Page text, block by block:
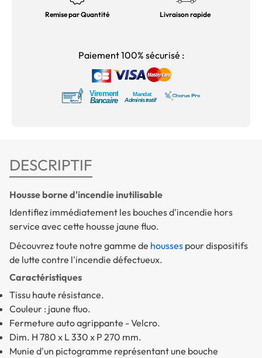
Remise par Quantité Livraison rapide
Paiement 100% sécurisé :
DESCRIPTIF
Housse borne d'incendie inutilisable
Identifiez immédiatement les bouches d'incendie hors
service avec cette housse jaune fluo.
Découvrez toute notre gamme de housses pour dispositifs
de lutte contre l'incendie défectueux.
Caractéristiques
Tissu haute résistance.
Couleur : jaune fluo.
Fermeture auto agrippante - Velcro.
Dim. H 780 x L 330 x P 270 mm.
Munie d'un pictogramme représentant une bouche